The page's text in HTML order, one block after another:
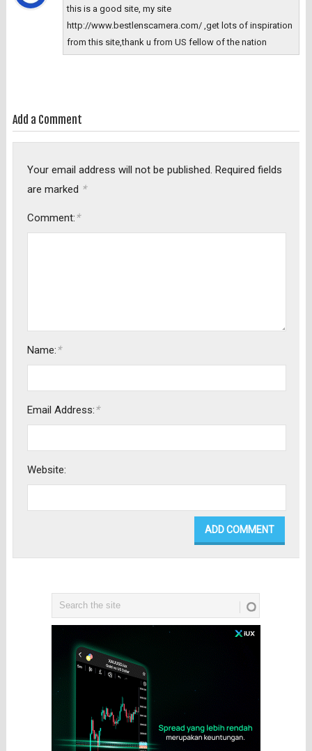
this is a good site, my site
http://www.bestlenscamera.com/ ,get lots of inspiration
from this site,thank u from US fellow of the nation
Add a Comment
Your email address will not be published. Required fields
are marked *
Comment:*
Name:*
Email Address:*
Website: